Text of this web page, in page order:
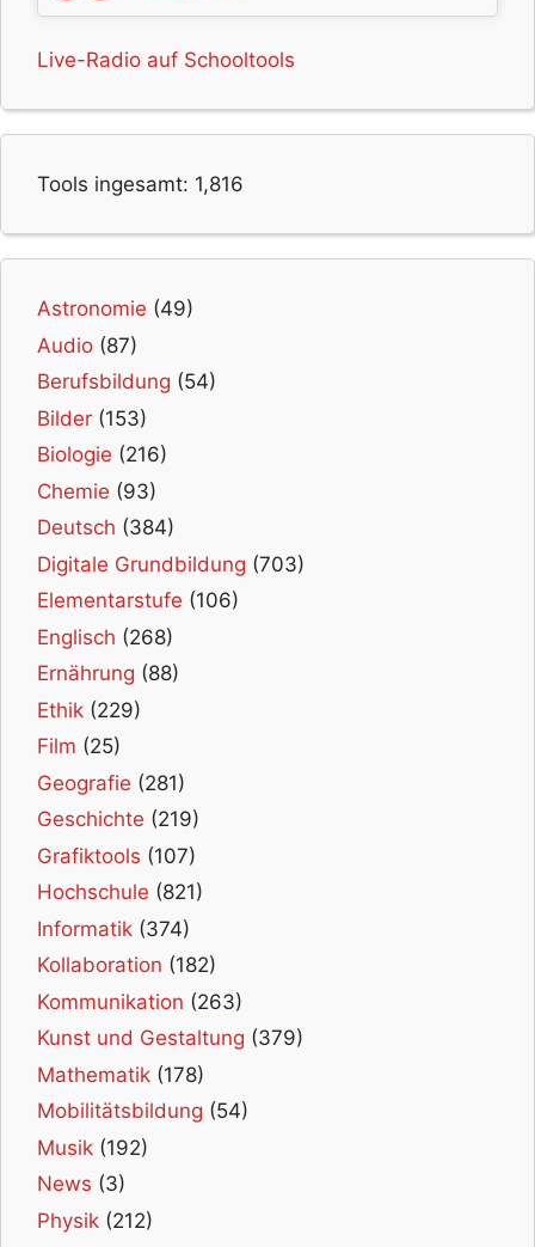
Live-Radio auf Schooltools
Tools ingesamt: 1,816
Astronomie (49)
Audio (87)
Berufsbildung (54)
Bilder (153)
Biologie (216)
Chemie (93)
Deutsch (384)
Digitale Grundbildung (703)
Elementarstufe (106)
Englisch (268)
Ernährung (88)
Ethik (229)
Film (25)
Geografie (281)
Geschichte (219)
Grafiktools (107)
Hochschule (821)
Informatik (374)
Kollaboration (182)
Kommunikation (263)
Kunst und Gestaltung (379)
Mathematik (178)
Mobilitätsbildung (54)
Musik (192)
News (3)
Physik (212)